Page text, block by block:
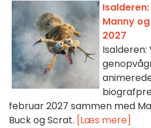
Manny
2027
Isalderen:
februar 2027 sammen med
Buck og Scrat. [Læs mere]